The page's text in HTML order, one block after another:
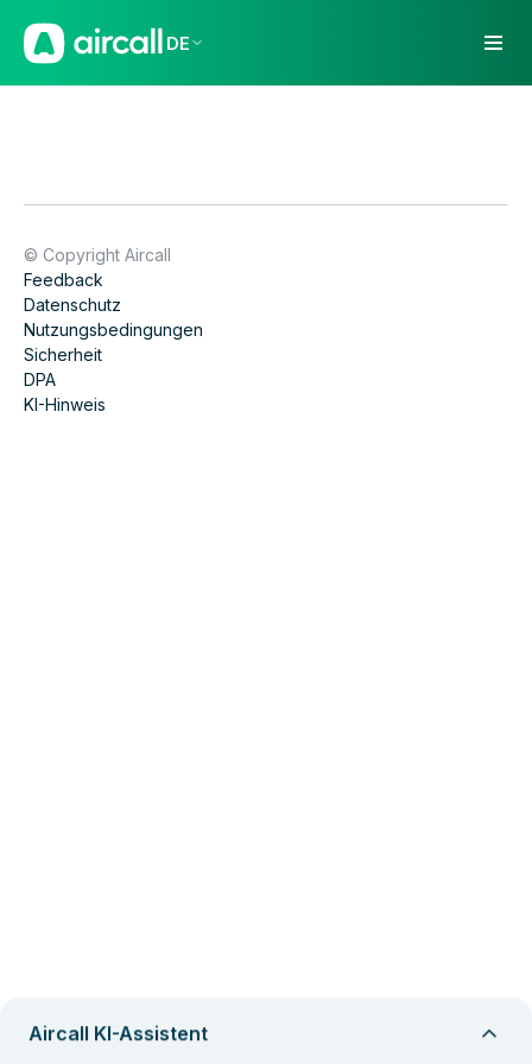
DE
© Copyright Aircall
Feedback
Datenschutz
Nutzungsbedingungen
Sicherheit
DPA
KI-Hinweis
Aircall KI-Assistent